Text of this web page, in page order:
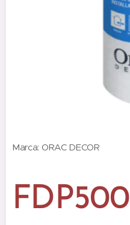
Marca: ORAC DECOR
FDP500